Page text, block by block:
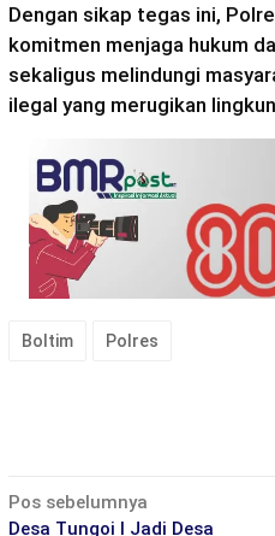
Dengan sikap tegas ini,
komitmen menjaga hukum
sekaligus melindungi
ilegal yang merugikan
Boltim Polres
Navigasi
Pos sebelumnya
Desa Tungoi I Jadi Desa